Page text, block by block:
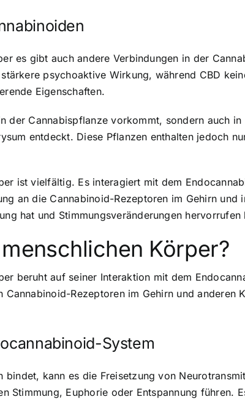
es gibt auch andere Verbindungen in der
psychoaktive Wirkung, während CBD
Eigenschaften.
der Cannabispflanze vorkommt, sondern auch
entdeckt. Diese Pflanzen enthalten jedoch
ist vielfältig. Es interagiert mit dem
an die Cannabinoid-Rezeptoren im Gehirn und
hat und Stimmungsveränderungen hervorrufen
Körper?
beruht auf seiner Interaktion mit dem
Rezeptoren im Gehirn und anderen
System
bindet, kann es die Freisetzung von
Stimmung, Euphorie oder Entspannung führen.